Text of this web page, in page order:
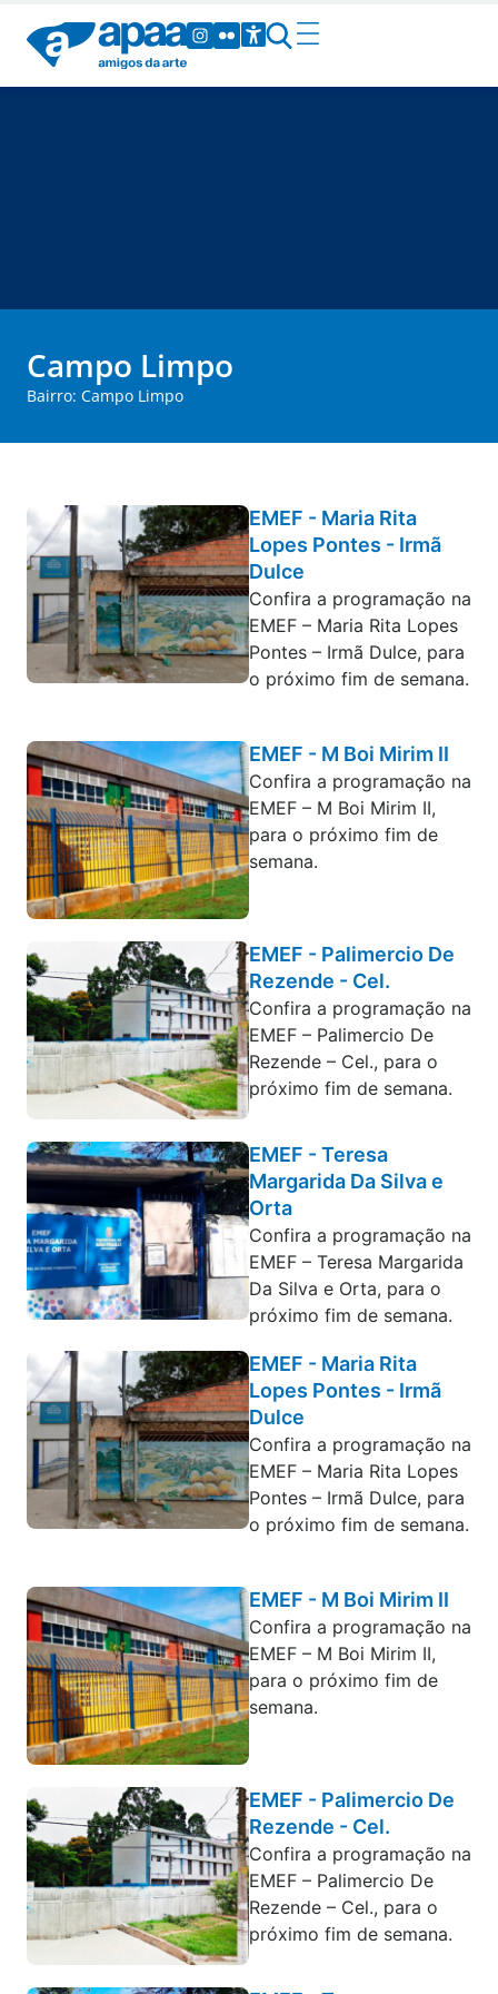
Campo Limpo
Bairro: Campo Limpo
EMEF - Maria Rita
Lopes Pontes - Irmã
Dulce
Confira a programação na
EMEF – Maria Rita Lopes
Pontes – Irmã Dulce, para
o próximo fim de semana.
EMEF - M Boi Mirim II
Confira a programação na
EMEF – M Boi Mirim II,
para o próximo fim de
semana.
EMEF - Palimercio De
Rezende - Cel.
Confira a programação na
EMEF – Palimercio De
Rezende – Cel., para o
próximo fim de semana.
EMEF - Teresa
Margarida Da Silva e
Orta
Confira a programação na
EMEF – Teresa Margarida
Da Silva e Orta, para o
próximo fim de semana.
EMEF - Maria Rita
Lopes Pontes - Irmã
Dulce
Confira a programação na
EMEF – Maria Rita Lopes
Pontes – Irmã Dulce, para
o próximo fim de semana.
EMEF - M Boi Mirim II
Confira a programação na
EMEF – M Boi Mirim II,
para o próximo fim de
semana.
EMEF - Palimercio De
Rezende - Cel.
Confira a programação na
EMEF – Palimercio De
Rezende – Cel., para o
próximo fim de semana.